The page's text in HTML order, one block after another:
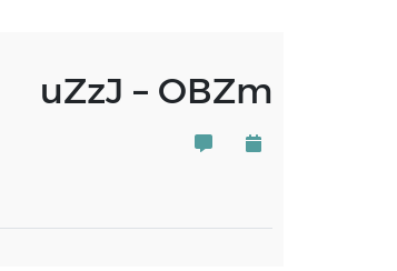
uZzJ – OBZm